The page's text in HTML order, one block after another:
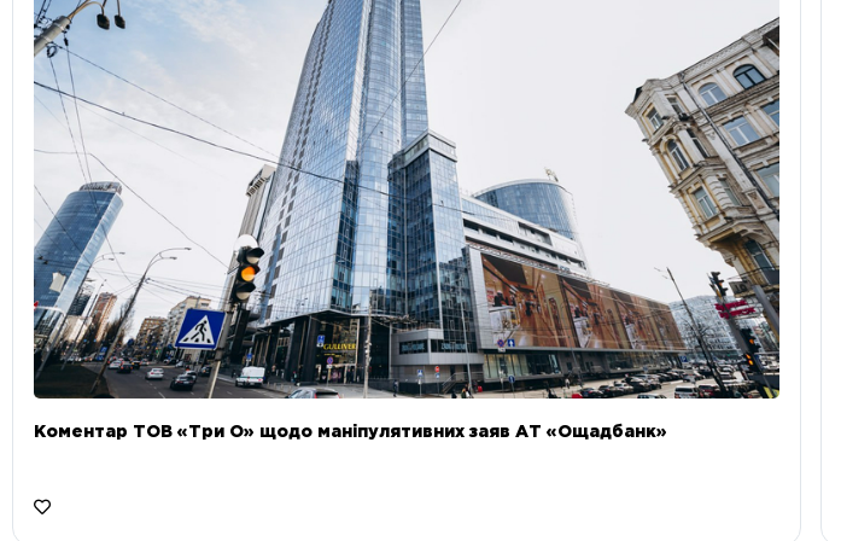
Коментар ТОВ «Три О» щодо маніпулятивних заяв АТ «Ощадбанк»